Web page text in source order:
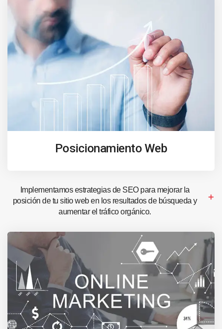
Posicionamiento Web
Implementamos estrategias de SEO para mejorar la
posición de tu sitio web en los resultados de búsqueda y
aumentar el tráfico orgánico.